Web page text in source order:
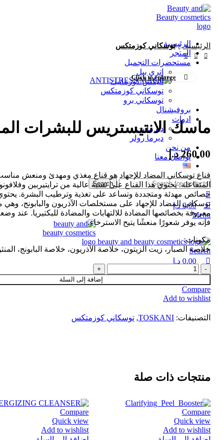
الرئيسية
المتجر
مستحضرات التجميل
إتري بيل
أليكس كوزماتيك
توسكاني كوزمتكس
توسكاني برو
بروفيشنال
ادوات
ديرما بن
ديرما رولر
من نحن
تواصل معنا
Search
0,00 د.إ
Menu
Search
0,00 د.إ
الرئيسية توسكاني كوزمتكس
Click to enlarge
ماسك الانتيستريس للبشرات
260,00 د.إ
قناع توسكاني المضاد للإجهاد هو قناع مغذي ومهدئ ومنعش
المتفاعلة. يحتوي هذا القناع على نسبة عالية من ترايتيربين
خصائص مهدئة ومتجددة وتساعد على تغذية وترطيب البشرة.
توسكاني المضاد للإجهاد على مستخلصات الآذريون والبابونج، وهي
معروفة بخصائصها المضادة للالتهابات والمضادة للبكتيريا. عند
فإنه يوفر شعورًا منعشًا يتيح الاسترخاء.
مكونات:
خلاصة الصبار، زيت الزيتون، خلاصة الآذريون، خلاصة البابونج،
إضافة إلى السلة
Compare
Add to wishlist
التصنيفات: TOSKANI
, توسكاني كوزمتكس
منتجات ذات صلة
Compare
Quick view
Add to wishlist
Compare
Quick view
Add to wishlist